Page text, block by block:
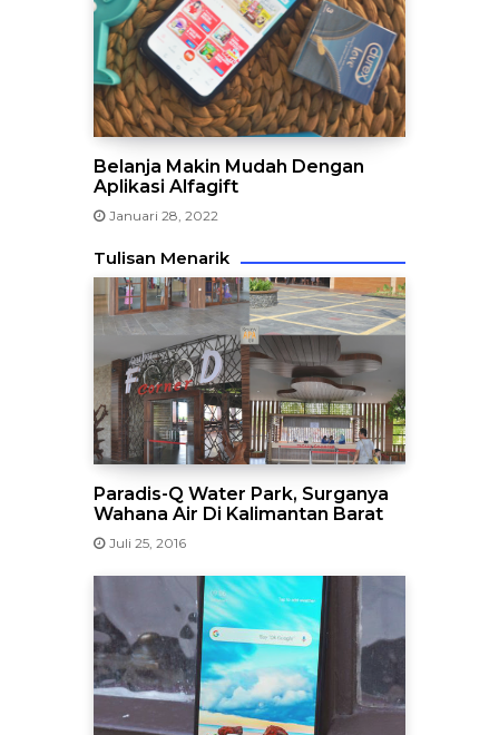
Belanja Makin Mudah Dengan
Aplikasi Alfagift
Januari 28, 2022
Tulisan Menarik
Paradis-Q Water Park, Surganya
Wahana Air Di Kalimantan Barat
Juli 25, 2016